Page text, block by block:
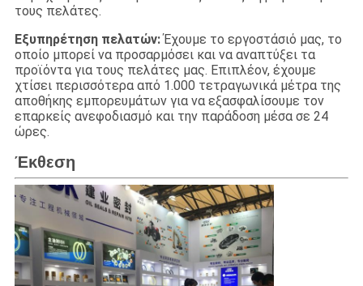
τους πελάτες.
Εξυπηρέτηση πελατών:Έχουμε το εργοστάσιό μας, το
οποίο μπορεί να προσαρμόσει και να αναπτύξει τα
προϊόντα για τους πελάτες μας. Επιπλέον, έχουμε
χτίσει περισσότερα από 1.000 τετραγωνικά μέτρα της
αποθήκης εμπορευμάτων για να εξασφαλίσουμε τον
επαρκείς ανεφοδιασμό και την παράδοση μέσα σε 24
ώρες.
Έκθεση